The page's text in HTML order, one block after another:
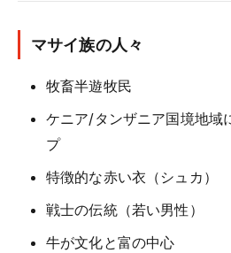
マサイ族の人々
牧畜半遊牧民
ケニア/タンザニア国境地域
プ
特徴的な赤い衣（シュカ）
戦士の伝統（若い男性）
牛が文化と富の中心